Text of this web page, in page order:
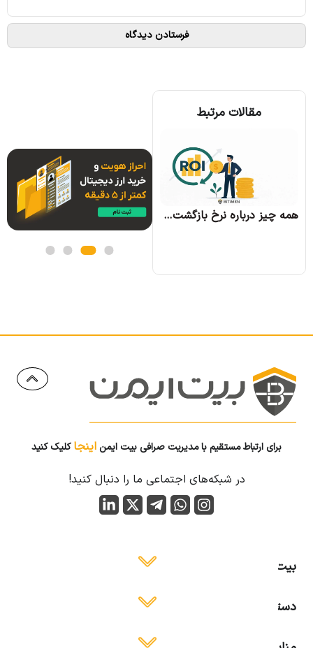
مقالات مرتبط
همه چیز درباره نرخ بازگشت سرمایه و نحوه محاسبه آن
برای ارتباط مستقیم با مدیریت صرافی بیت ایمن اینجاکلیک کنید
در شبکه‌های اجتماعی ما را دنبال کنید!
بیت ایمن
دسترسی آسان